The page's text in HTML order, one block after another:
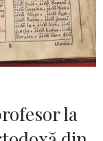
la